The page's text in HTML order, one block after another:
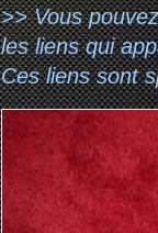
>> Vous
les liens qui
Ces liens sont